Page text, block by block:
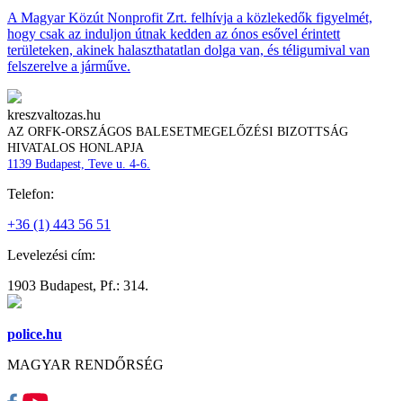
A Magyar Közút Nonprofit Zrt. felhívja a közlekedők figyelmét,
hogy csak az induljon útnak kedden az ónos esővel érintett
területeken, akinek halaszthatatlan dolga van, és téligumival van
felszerelve a járműve.
kreszvaltozas.hu
AZ ORFK-ORSZÁGOS BALESETMEGELŐZÉSI BIZOTTSÁG
HIVATALOS HONLAPJA
1139 Budapest, Teve u. 4-6.
Telefon:
+36 (1) 443 56 51
Levelezési cím:
1903 Budapest, Pf.: 314.
police.hu
MAGYAR RENDŐRSÉG